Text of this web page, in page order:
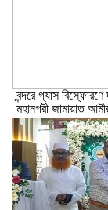
বন্দরে গ্যাস
মহানগরী জামায়াত